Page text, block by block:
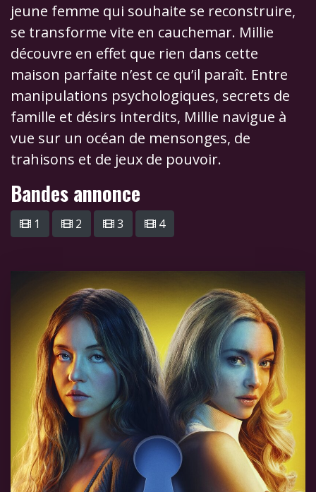
jeune femme qui souhaite se reconstruire,
se transforme vite en cauchemar. Millie
découvre en effet que rien dans cette
maison parfaite n’est ce qu’il paraît. Entre
manipulations psychologiques, secrets de
famille et désirs interdits, Millie navigue à
vue sur un océan de mensonges, de
trahisons et de jeux de pouvoir.
Bandes annonce
1 2 3 4